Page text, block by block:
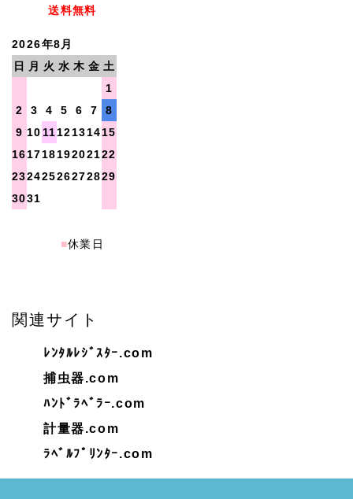
送料無料
2026年8月
日
月 火 水 木 金 土
1
2
3 4 5 6 7
8
9 10 1112131415
16171819202122
23242526272829
3031
■休業日
関連サイト
ﾚﾝﾀﾙﾚｼﾞｽﾀｰ.com
捕虫器.com
ﾊﾝﾄﾞﾗﾍﾞﾗｰ.com
計量器.com
ﾗﾍﾞﾙﾌﾟﾘﾝﾀｰ.com